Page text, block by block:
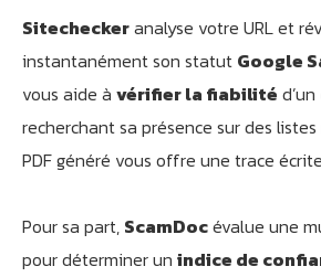
Sitecheckeranalyse votre URL et
instantanément son statut Google
vous aide à vérifier la fiabilité d’un
recherchant sa présence sur des
PDF généré vous offre une trace
Pour sa part, ScamDocévalue une
pour déterminer un indice de